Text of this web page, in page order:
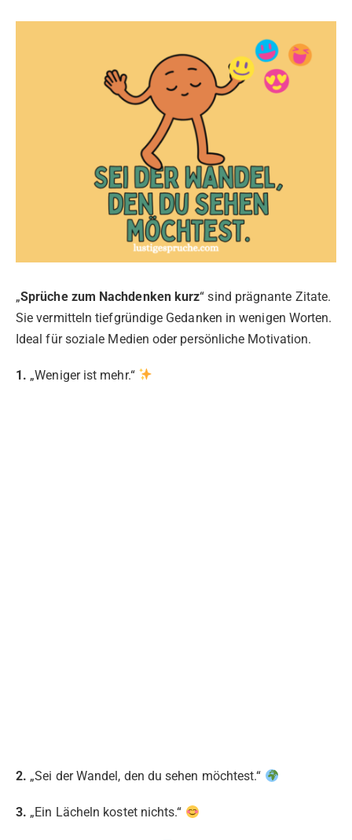
„Sprüche zum Nachdenken kurz“ sind prägnante Zitate.
Sie vermitteln tiefgründige Gedanken in wenigen Worten.
Ideal für soziale Medien oder persönliche Motivation.
1. „Weniger ist mehr.“
2. „Sei der Wandel, den du sehen möchtest.“
3. „Ein Lächeln kostet nichts.“